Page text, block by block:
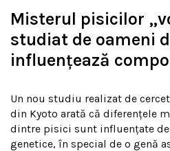
Misterul pisicilor
studiat de oameni
influențează
Un nou studiu realizat de
din Kyoto arată că diferențele
dintre pisici sunt influențate
genetice, în special de o genă